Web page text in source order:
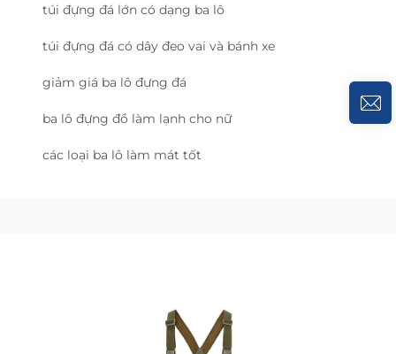
túi đựng đá lớn có dạng ba lô
túi đựng đá có dây đeo vai và bánh xe
giảm giá ba lô đựng đá
ba lô đựng đồ làm lạnh cho nữ
các loại ba lô làm mát tốt